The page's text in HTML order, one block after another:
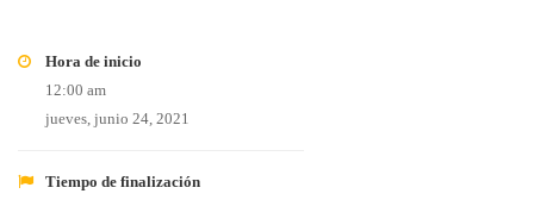
Hora de inicio
12:00 am
jueves, junio 24, 2021
Tiempo de finalización